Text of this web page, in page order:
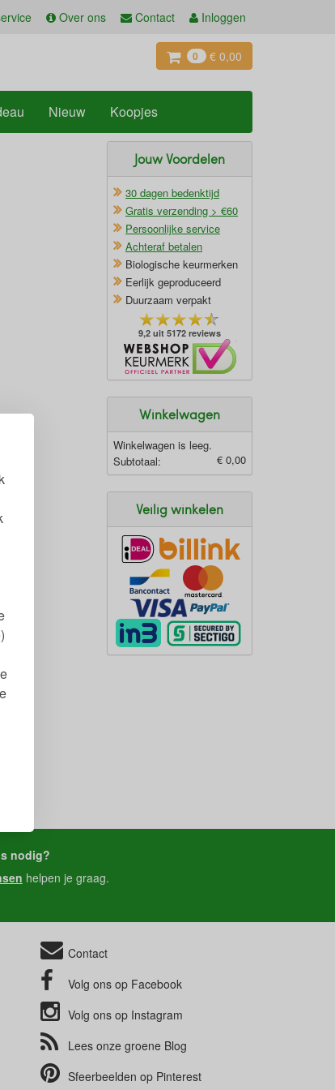
Over ons Contact Inloggen
0 € 0,00
Nieuw Koopjes
Jouw Voordelen
30 dagen bedenktijd
Gratis verzending > €60
Persoonlijke service
Achteraf betalen
Biologische keurmerken
Eerlijk geproduceerd
Duurzaam verpakt
9,2 uit 5172 reviews
Winkelwagen
Winkelwagen is leeg.
Subtotaal:
€ 0,00
Veilig winkelen
nodig?
helpen je graag.
Contact
Volg ons op Facebook
Volg ons op Instagram
Lees onze groene Blog
Sfeerbeelden op Pinterest